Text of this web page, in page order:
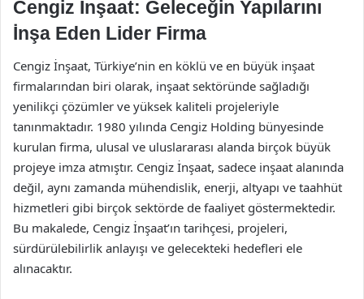
Cengiz İnşaat: Geleceğin Yapılarını
İnşa Eden Lider Firma
Cengiz İnşaat, Türkiye’nin en köklü ve en büyük inşaat
firmalarından biri olarak, inşaat sektöründe sağladığı
yenilikçi çözümler ve yüksek kaliteli projeleriyle
tanınmaktadır. 1980 yılında Cengiz Holding bünyesinde
kurulan firma, ulusal ve uluslararası alanda birçok büyük
projeye imza atmıştır. Cengiz İnşaat, sadece inşaat alanında
değil, aynı zamanda mühendislik, enerji, altyapı ve taahhüt
hizmetleri gibi birçok sektörde de faaliyet göstermektedir.
Bu makalede, Cengiz İnşaat’ın tarihçesi, projeleri,
sürdürülebilirlik anlayışı ve gelecekteki hedefleri ele
alınacaktır.